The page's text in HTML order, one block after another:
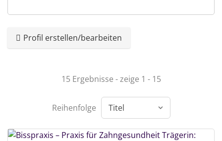
Profil erstellen/bearbeiten
15 Ergebnisse - zeige 1 - 15
Reihenfolge